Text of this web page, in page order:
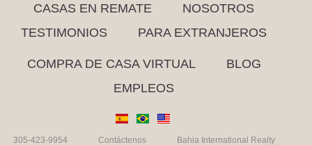
CASAS EN REMATE
NOSOTROS
TESTIMONIOS
PARA EXTRANJEROS
COMPRA DE CASA VIRTUAL
BLOG
EMPLEOS
305-423-9954 Contáctenos Bahia International Realty